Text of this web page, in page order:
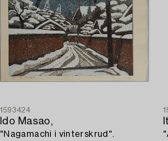
1593424
Ido Masao,
"Nagamachi i vinterskrud".